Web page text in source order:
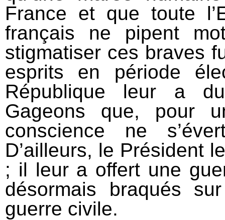
France et que toute
français ne pipent
stigmatiser ces braves
esprits en période
République leur a
Gageons que, pour
conscience ne
D’ailleurs, le Président
; il leur a offert une
désormais braqués
guerre civile.